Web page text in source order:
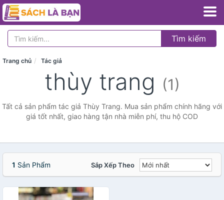
Tìm kiếm
Trang chủ Tác giả
thùy trang (1)
Tất cả sản phẩm tác giả Thùy Trang. Mua sản phẩm chính hãng với
giá tốt nhất, giao hàng tận nhà miễn phí, thu hộ COD
1 Sản Phẩm Sắp Xếp Theo